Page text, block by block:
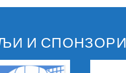
И СПОНЗОРИ